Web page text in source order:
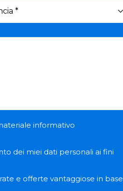
informativo
dei miei dati personali ai fini
e offerte vantaggiose in base